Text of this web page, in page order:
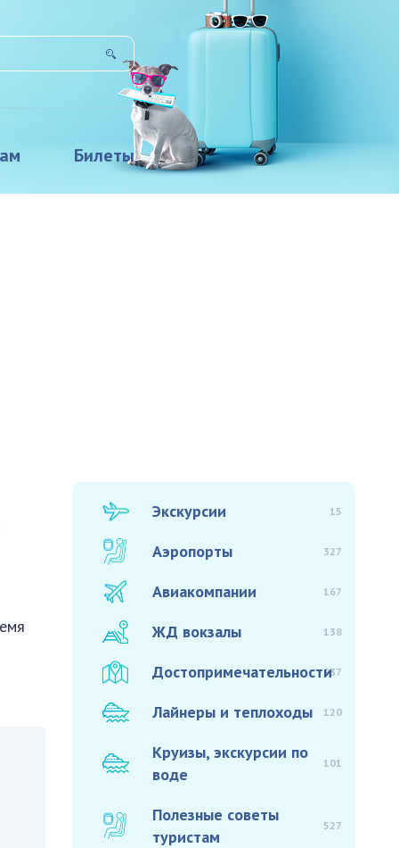
Билеты
Экскурсии 15
Аэропорты 327
Авиакомпании 167
ЖД вокзалы 138
Достопримечательности937
Лайнеры и теплоходы 120
Круизы, экскурсии по
воде
101
Полезные советы
туристам
527